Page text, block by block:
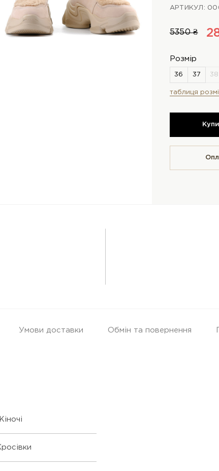
АРТИКУЛ:
5350 ₴
Розмір
таблиця
Умови доставки Обмін та повернення